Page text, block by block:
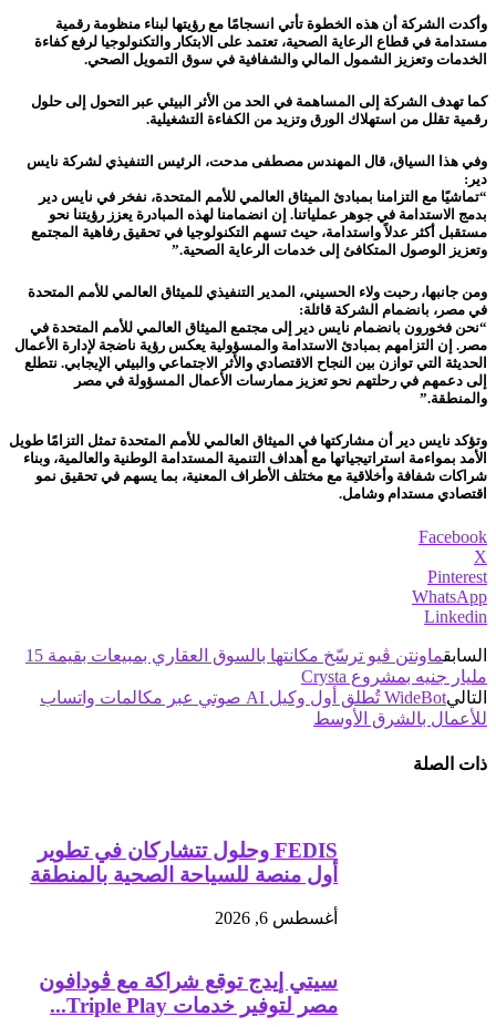
وأكدت الشركة أن هذه الخطوة تأتي انسجامًا مع رؤيتها لبناء منظومة رقمية
مستدامة في قطاع الرعاية الصحية، تعتمد على الابتكار والتكنولوجيا لرفع كفاءة
الخدمات وتعزيز الشمول المالي والشفافية في سوق التمويل الصحي.
كما تهدف الشركة إلى المساهمة في الحد من الأثر البيئي عبر التحول إلى حلول
رقمية تقلل من استهلاك الورق وتزيد من الكفاءة التشغيلية.
وفي هذا السياق، قال المهندس مصطفى مدحت، الرئيس التنفيذي لشركة نايس
دير:
“تماشيًا مع التزامنا بمبادئ الميثاق العالمي للأمم المتحدة، نفخر في نايس دير
بدمج الاستدامة في جوهر عملياتنا. إن انضمامنا لهذه المبادرة يعزز رؤيتنا نحو
مستقبل أكثر عدلاً واستدامة، حيث تسهم التكنولوجيا في تحقيق رفاهية المجتمع
وتعزيز الوصول المتكافئ إلى خدمات الرعاية الصحية.”
ومن جانبها، رحبت ولاء الحسيني، المدير التنفيذي للميثاق العالمي للأمم المتحدة
في مصر، بانضمام الشركة قائلة:
“نحن فخورون بانضمام نايس دير إلى مجتمع الميثاق العالمي للأمم المتحدة في
مصر. إن التزامهم بمبادئ الاستدامة والمسؤولية يعكس رؤية ناضجة لإدارة الأعمال
الحديثة التي توازن بين النجاح الاقتصادي والأثر الاجتماعي والبيئي الإيجابي. نتطلع
إلى دعمهم في رحلتهم نحو تعزيز ممارسات الأعمال المسؤولة في مصر
والمنطقة.”
وتؤكد نايس دير أن مشاركتها في الميثاق العالمي للأمم المتحدة تمثل التزامًا طويل
الأمد بمواءمة استراتيجياتها مع أهداف التنمية المستدامة الوطنية والعالمية، وبناء
شراكات شفافة وأخلاقية مع مختلف الأطراف المعنية، بما يسهم في تحقيق نمو
اقتصادي مستدام وشامل.
Facebook
X
Pinterest
WhatsApp
Linkedin
السابق
ماونتن ڤيو ترسّخ مكانتها بالسوق العقاري بمبيعات بقيمة 15
مليار جنيه بمشروع Crysta
التالي
WideBot تُطلق أول وكيل AI صوتي عبر مكالمات واتساب
للأعمال بالشرق الأوسط
ذات الصلة
FEDIS وحلول تتشاركان في تطوير
أول منصة للسياحة الصحية بالمنطقة
أغسطس 6, 2026
سيتي إيدج توقع شراكة مع ڤودافون
مصر لتوفير خدمات Triple Play...